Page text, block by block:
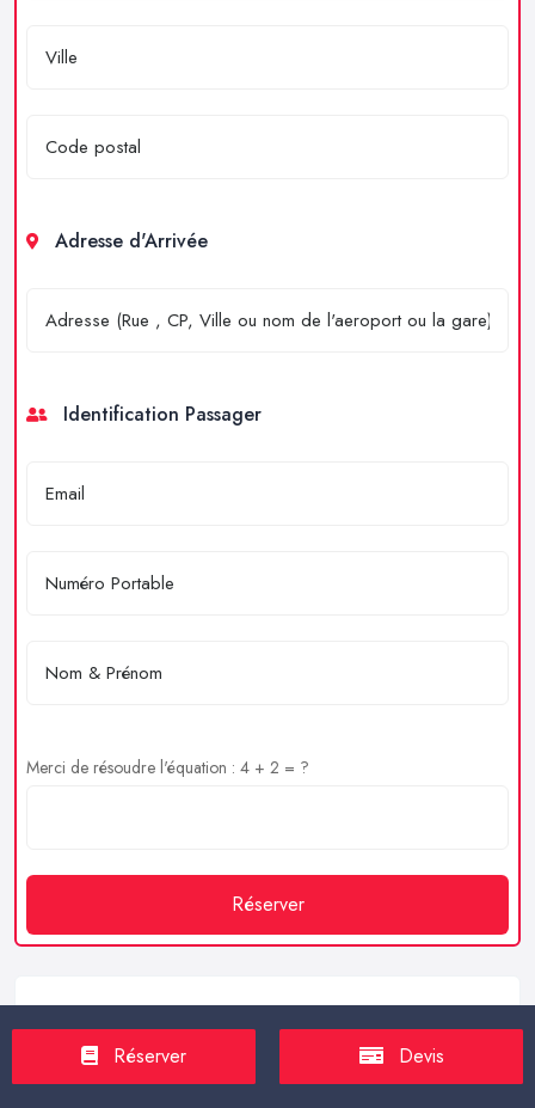
Adresse d'Arrivée
Identification Passager
Merci de résoudre l'équation : 4 + 2 = ?
Réserver
Service client
https://proxilive.fr
Réserver Devis